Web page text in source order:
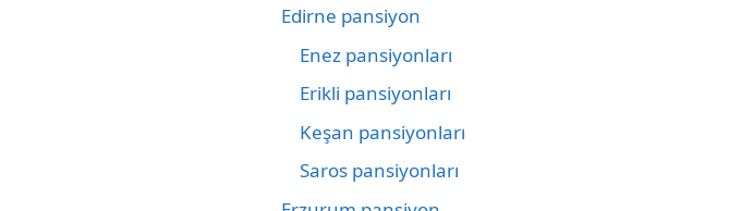
Edirne pansiyon
Enez pansiyonları
Erikli pansiyonları
Keşan pansiyonları
Saros pansiyonları